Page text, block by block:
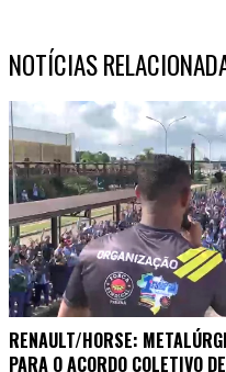
NOTÍCIAS
RENAULT/HORSE:
PARA O ACORDO COLETIVO